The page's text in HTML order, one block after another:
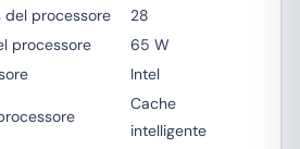
del processore
28
processore
65 W
Intel
Cache
intelligente